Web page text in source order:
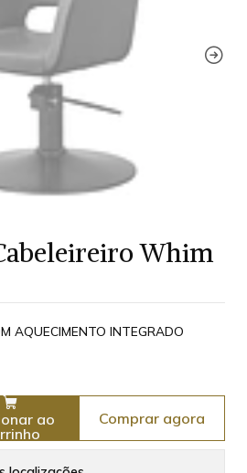
Whim
AQUECIMENTO INTEGRADO
ao
Comprar agora